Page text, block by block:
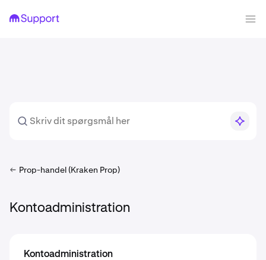
Prop-handel (Kraken Prop)
Kontoadministration
Kontoadministration